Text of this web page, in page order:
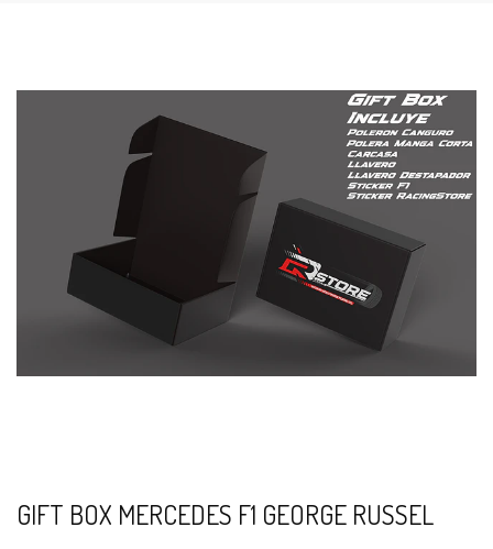
GIFT BOX MERCEDES F1 GEORGE RUSSEL